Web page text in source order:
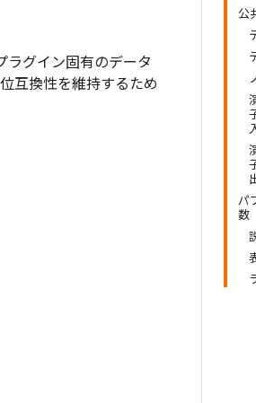
公
パ
数
ラグイン固有のデータ
互換性を維持するため